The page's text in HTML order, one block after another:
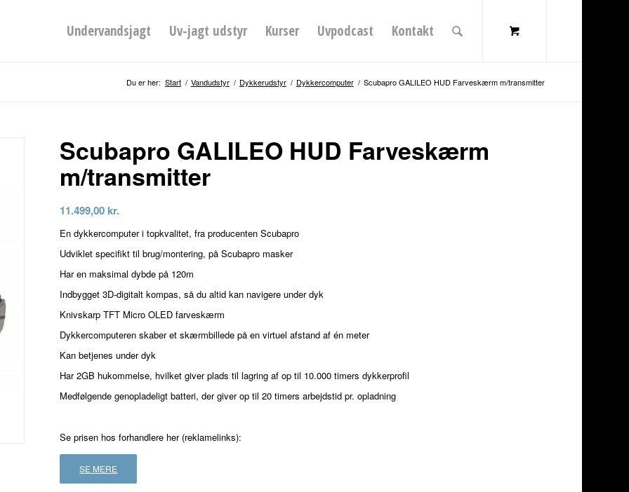
Undervandsjagt Uv-jagt udstyr Kurser Uvpodcast Kontakt
Du er her: Start / Vandudstyr / Dykkerudstyr / Dykkercomputer / Scubapro GALILEO HUD Farveskærm m/transmitter
Scubapro GALILEO HUD Farveskærm
m/transmitter
11.499,00 kr.
En dykkercomputer i topkvalitet, fra producenten Scubapro
Udviklet specifikt til brug/montering, på Scubapro masker
Har en maksimal dybde på 120m
Indbygget 3D-digitalt kompas, så du altid kan navigere under dyk
Knivskarp TFT Micro OLED farveskærm
Dykkercomputeren skaber et skærmbillede på en virtuel afstand af én meter
Kan betjenes under dyk
Har 2GB hukommelse, hvilket giver plads til lagring af op til 10.000 timers dykkerprofil
Medfølgende genopladeligt batteri, der giver op til 20 timers arbejdstid pr. opladning
Se prisen hos forhandlere her (reklamelinks):
SE MERE